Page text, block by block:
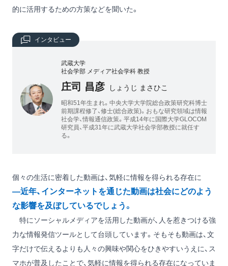
的に活用するための方策などを聞いた。
インタビュー
武蔵大学
社会学部 メディア社会学科 教授
庄司 昌彦 しょうじ まさひこ
昭和51年生まれ。中央大学大学院総合政策研究科博士
前期課程修了、修士(総合政策)。おもな研究領域は情報
社会学、情報通信政策。平成14年に国際大学GLOCOM
研究員、平成31年に武蔵大学社会学部教授に就任す
る。
個々の生活に密着した動画は、気軽に情報を得られる存在に
―近年、インターネットを通じた動画は社会にどのよう
な影響を及ぼしているでしょう。
特にソーシャルメディアを活用した動画が、人を惹きつける強
力な情報発信ツールとして台頭しています。そもそも動画は、文
字だけで伝えるよりも人々の興味や関心をひきやすいうえに、ス
マホが普及したことで、気軽に情報を得られる存在になっていま